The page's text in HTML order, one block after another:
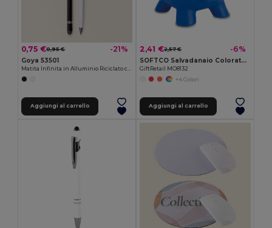
0,75 €0,95 € -21%
Goya 53501
Aggiungi al carrello
2,41 €2,57 € -6%
SOFTCO Salvadanaio Colorato in PVC con Tappo ABS
GiftRetail MO8132
+4 Colori
Aggiungi al carrello